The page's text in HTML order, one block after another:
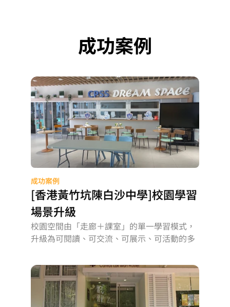
成功案例
成功案例
[香港黃竹坑陳白沙中學]校園學習
場景升級
校園空間由「走廊＋課室」的單一學習模式，
升級為可閱讀、可交流、可展示、可活動的多